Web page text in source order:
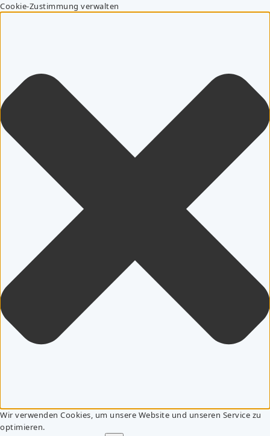
Cookie-Zustimmung verwalten
Wir verwenden Cookies, um unsere Website und unseren Service zu
optimieren.